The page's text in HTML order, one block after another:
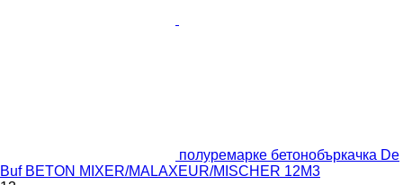
полуремарке бетонобъркачка De
Buf BETON MIXER/MALAXEUR/MISCHER 12M3